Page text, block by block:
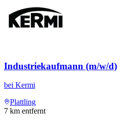
Industriekaufmann (m/w/d)
bei Kermi
Plattling
7 km entfernt